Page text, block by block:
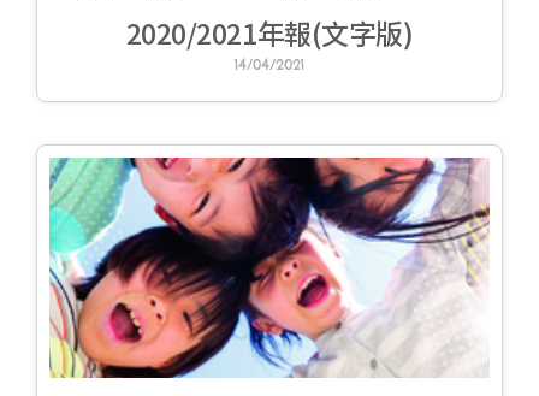
2020/2021年報(文字版)
14/04/2021
服務